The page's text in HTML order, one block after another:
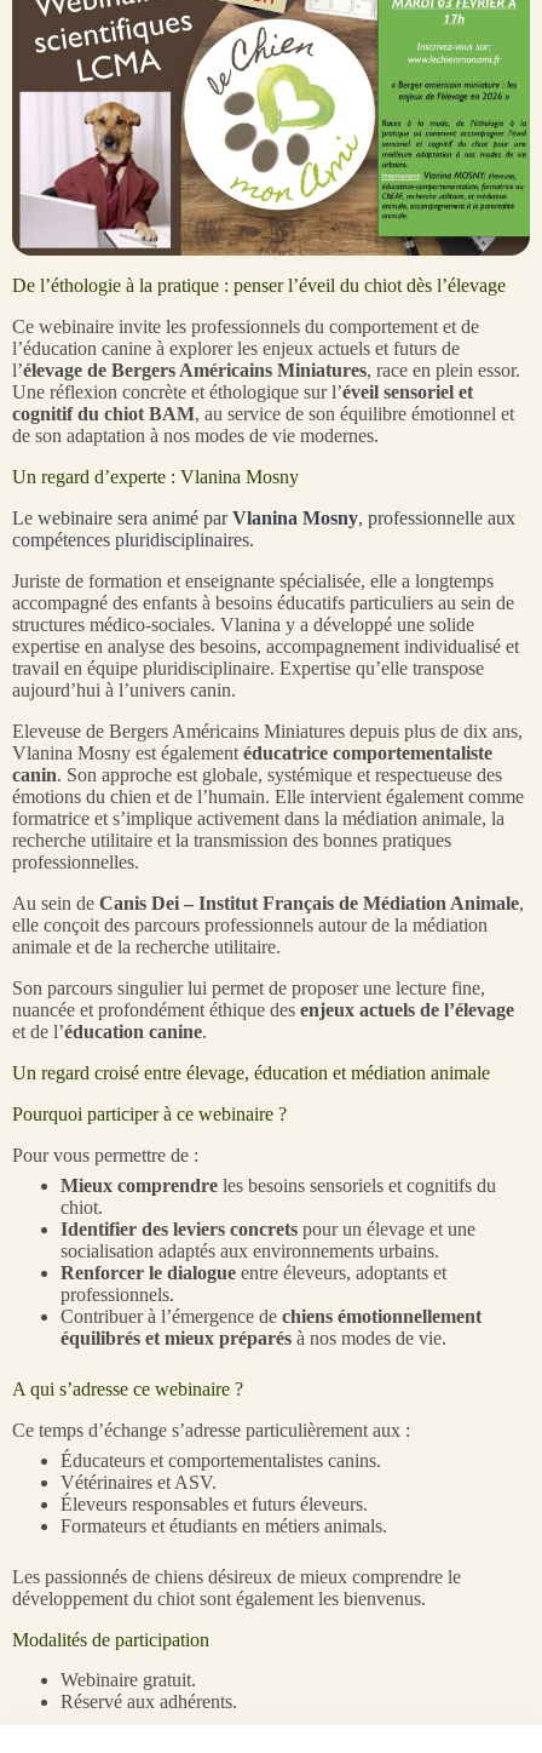
De l’éthologie à la pratique : penser l’éveil du chiot dès l’élevage
Ce webinaire invite les professionnels du comportement et de
l’éducation canine à explorer les enjeux actuels et futurs de
l’élevage de Bergers Américains Miniatures, race en plein essor.
Une réflexion concrète et éthologique sur l’éveil sensoriel et
cognitif du chiot BAM, au service de son équilibre émotionnel et
de son adaptation à nos modes de vie modernes.
Un regard d’experte : Vlanina Mosny
Le webinaire sera animé parVlanina Mosny, professionnelle aux
compétences pluridisciplinaires.
Juriste de formation et enseignante spécialisée, elle a longtemps
accompagné des enfants à besoins éducatifs particuliers au sein de
structures médico-sociales. Vlanina y a développé une solide
expertise en analyse des besoins, accompagnement individualisé et
travail en équipe pluridisciplinaire. Expertise qu’elle transpose
aujourd’hui à l’univers canin.
Eleveuse de Bergers Américains Miniatures depuis plus de dix ans,
Vlanina Mosny est également éducatrice comportementaliste
canin. Son approche est globale, systémique et respectueuse des
émotions du chien et de l’humain. Elle intervient également comme
formatrice et s’implique activement dans la médiation animale, la
recherche utilitaire et la transmission des bonnes pratiques
professionnelles.
Au sein de Canis Dei – Institut Français de Médiation Animale,
elle conçoit des parcours professionnels autour de la médiation
animale et de la recherche utilitaire.
Son parcours singulier lui permet de proposer une lecture fine,
nuancée et profondément éthique des enjeux actuels de l’élevage
et de l’éducation canine.
Un regard croisé entre élevage, éducation et médiation animale
Pourquoi participer à ce webinaire ?
Pour vous permettre de :
Mieux comprendre les besoins sensoriels et cognitifs du
chiot.
Identifier des leviers concrets pour un élevage et une
socialisation adaptés aux environnements urbains.
Renforcer le dialogue entre éleveurs, adoptants et
professionnels.
Contribuer à l’émergence de chiens émotionnellement
équilibrés et mieux préparés à nos modes de vie.
A qui s’adresse ce webinaire ?
Ce temps d’échange s’adresse particulièrement aux :
Éducateurs et comportementalistes canins.
Vétérinaires et ASV.
Éleveurs responsables et futurs éleveurs.
Formateurs et étudiants en métiers animals.
Les passionnés de chiens désireux de mieux comprendre le
développement du chiot sont également les bienvenus.
Modalités de participation
Webinaire gratuit.
Réservé aux adhérents.